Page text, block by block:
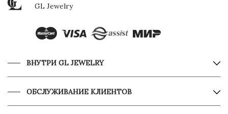
GL Jewelry
ВНУТРИ GL JEWELRY
ОБСЛУЖИВАНИЕ КЛИЕНТОВ